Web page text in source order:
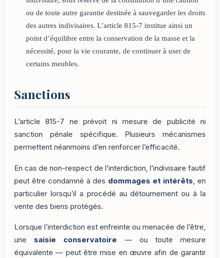
ou de toute autre garantie destinée à sauvegarder les droits
des autres indivisaires. L’article 815-7 institue ainsi un
point d’équilibre entre la conservation de la masse et la
nécessité, pour la vie courante, de continuer à user de
certains meubles.
Sanctions
L’article 815-7 ne prévoit ni mesure de publicité ni
sanction pénale spécifique. Plusieurs mécanismes
permettent néanmoins d’en renforcer l’efficacité.
En cas de non-respect de l’interdiction, l’indivisaire fautif
peut être condamné à des dommages et intérêts, en
particulier lorsqu’il a procédé au détournement ou à la
vente des biens protégés.
Lorsque l’interdiction est enfreinte ou menacée de l’être,
une saisie conservatoire — ou toute mesure
équivalente — peut être mise en œuvre afin de garantir